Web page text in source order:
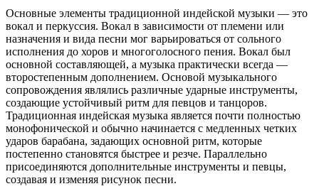
Основные элементы традиционной индейской музыки — это
вокал и перкуссия. Вокал в зависимости от племени или
назначения и вида песни мог варьироваться от сольного
исполнения до хоров и многоголосного пения. Вокал был
основной составляющей, а музыка практически всегда —
второстепенным дополнением. Основой музыкального
сопровождения являлись различные ударные инструменты,
создающие устойчивый ритм для певцов и танцоров.
Традиционная индейская музыка является почти полностью
монофонической и обычно начинается с медленных четких
ударов барабана, задающих основной ритм, которые
постепенно становятся быстрее и резче. Параллельно
присоединяются дополнительные инструменты и певцы,
создавая и изменяя рисунок песни.